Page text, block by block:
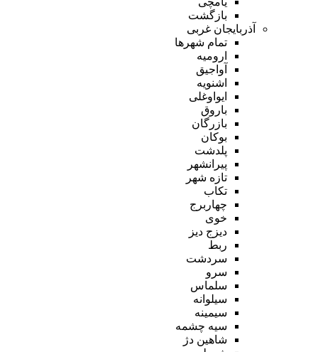
بازگشت
آذربایجان غربی
تمام شهر‌ها
ارومیه
آواجیق
اشنویه
ایواوغلی
باروق
بازرگان
بوکان
پلدشت
پیرانشهر
تازه شهر
تکاب
چهاربرج
خوی
دیزج دیز
ربط
سردشت
سرو
سلماس
سیلوانه
سیمینه
سیه چشمه
شاهین دژ